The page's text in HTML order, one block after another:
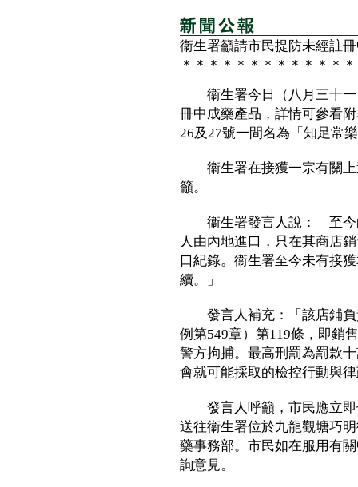
衞生署籲請市民提防未經註
＊＊＊＊＊＊＊＊＊＊＊＊
衞生署今日（八月三十一
冊中成藥產品，詳情可參看
26及27號一間名為「知足常
衞生署在接獲一宗有關上
籲。
衞生署發言人說：「至今
人由內地進口，只在其商店
口紀錄。衞生署至今未有接
續。」
發言人補充：「該店鋪負
例第549章）第119條，即銷
警方拘捕。最高刑罰為罰款
會就可能採取的檢控行動與
發言人呼籲，市民應立即
送往衞生署位於九龍觀塘巧
藥事務部。市民如在服用有
詢意見。